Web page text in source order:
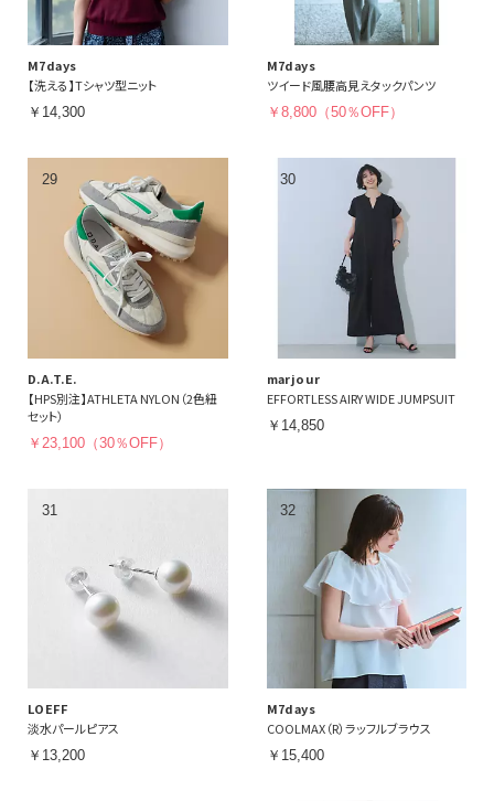
M7days
【洗える】Tシャツ型ニット
￥14,300
M7days
ツイード風腰高見えタックパンツ
￥8,800（50％OFF）
D.A.T.E.
【HPS別注】ATHLETA NYLON（2色紐
セット）
￥23,100（30％OFF）
marjour
EFFORTLESS AIRY WIDE JUMPSUIT
￥14,850
LOEFF
淡水パールピアス
￥13,200
M7days
COOLMAX（R）ラッフルブラウス
￥15,400